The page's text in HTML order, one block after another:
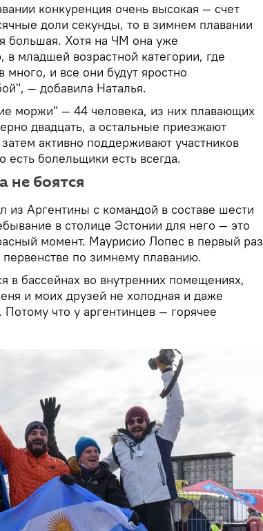
конкуренция очень высокая — счет
доли секунды, то в зимнем плавании
большая. Хотя на ЧМ она уже
в младшей возрастной категории, где
и все они будут яростно
— добавила Наталья.
моржи" — 44 человека, из них плавающих
двадцать, а остальные приезжают
активно поддерживают участников
есть болельщики есть всегда.
не боятся
из Аргентины с командой в составе шести
в столице Эстонии для него — это
момент. Маурисио Лопес в первый раз
по зимнему плаванию.
в бассейнах во внутренних помещениях,
и моих друзей не холодная и даже
Потому что у аргентинцев — горячее